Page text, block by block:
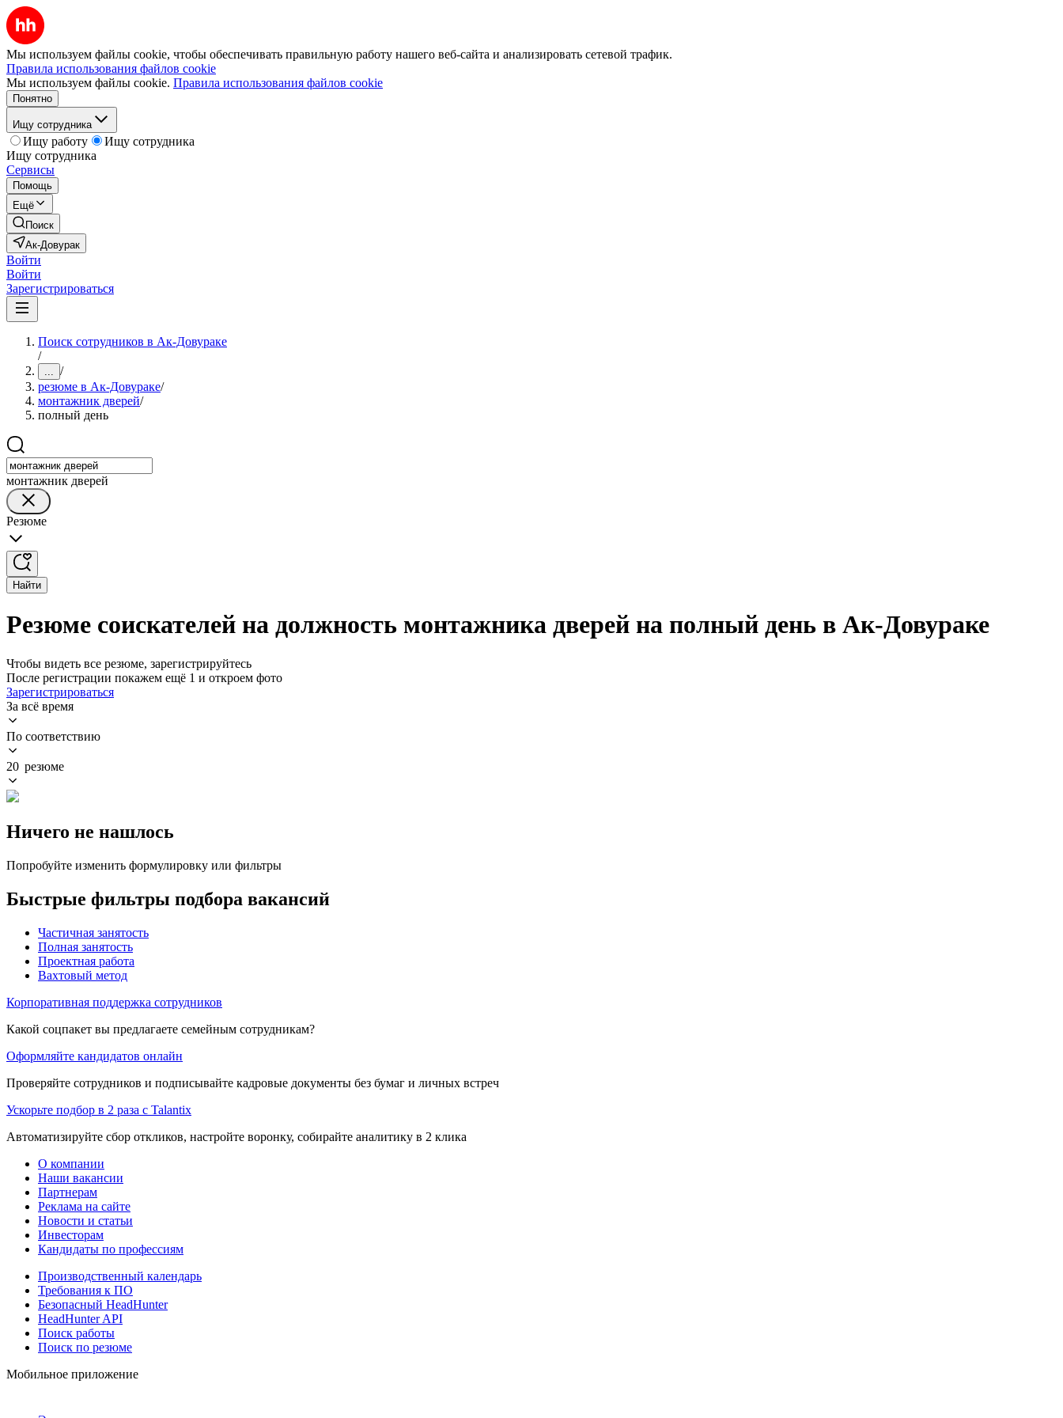
Мы используем файлы cookie, чтобы обеспечивать правильную работу нашего веб-сайта и анализировать сетевой трафик.
Правила использования файлов cookie
Мы используем файлы cookie. Правила использования файлов cookie
Понятно
Ищу сотрудника
Ищу работу
Ищу сотрудника
Ищу сотрудника
Сервисы
Помощь
Ещё
Поиск
Ак-Довурак
Войти
Войти
Зарегистрироваться
Поиск сотрудников в Ак-Довураке
/
... /
резюме в Ак-Довураке/
монтажник дверей/
полный день
монтажник дверей
Резюме
Найти
Резюме соискателей на должность монтажника дверей на полный день в Ак-Довураке
Чтобы видеть все резюме, зарегистрируйтесь
После регистрации покажем ещё 1 и откроем фото
Зарегистрироваться
За всё время
По соответствию
20 резюме
Ничего не нашлось
Попробуйте изменить формулировку или фильтры
Быстрые фильтры подбора вакансий
Частичная занятость
Полная занятость
Проектная работа
Вахтовый метод
Корпоративная поддержка сотрудников
Какой соцпакет вы предлагаете семейным сотрудникам?
Оформляйте кандидатов онлайн
Проверяйте сотрудников и подписывайте кадровые документы без бумаг и личных встреч
Ускорьте подбор в 2 раза с Talantix
Автоматизируйте сбор откликов, настройте воронку, собирайте аналитику в 2 клика
О компании
Наши вакансии
Партнерам
Реклама на сайте
Новости и статьи
Инвесторам
Кандидаты по профессиям
Производственный календарь
Требования к ПО
Безопасный HeadHunter
HeadHunter API
Поиск работы
Поиск по резюме
Мобильное приложение